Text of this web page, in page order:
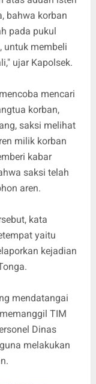
bahwa korban
pada pukul
untuk membeli
ujar Kapolsek.
mencari
korban,
saksi melihat
milik korban
kabar
saksi telah
aren.
kata
yaitu
kejadian
mendatangai
TIM
Dinas
melakukan